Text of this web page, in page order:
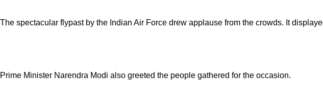
The spectacular flypast by the Indian Air Force drew applause from the crowds. It
Prime Minister Narendra Modi also greeted the people gathered for the occasion.